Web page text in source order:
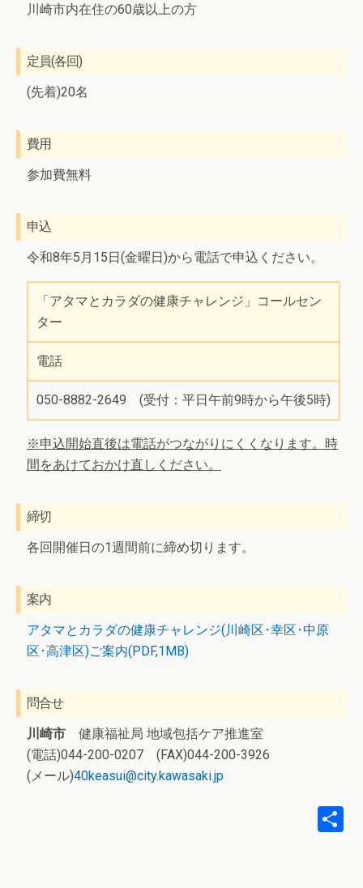
川崎市内在住の60歳以上の方
定員(各回)
(先着)20名
費用
参加費無料
申込
令和8年5月15日(金曜日)から電話で申込ください。
「アタマとカラダの健康チャレンジ」コールセン
ター
電話
050-8882-2649 (受付：平日午前9時から午後5時)
※申込開始直後は電話がつながりにくくなります。時
間をあけておかけ直しください。
締切
各回開催日の1週間前に締め切ります。
案内
アタマとカラダの健康チャレンジ(川崎区･幸区･中原
区･高津区)ご案内(PDF,1MB)
問合せ
川崎市 健康福祉局 地域包括ケア推進室
(電話)044-200-0207 (FAX)044-200-3926
(メール)40keasui@city.kawasaki.jp